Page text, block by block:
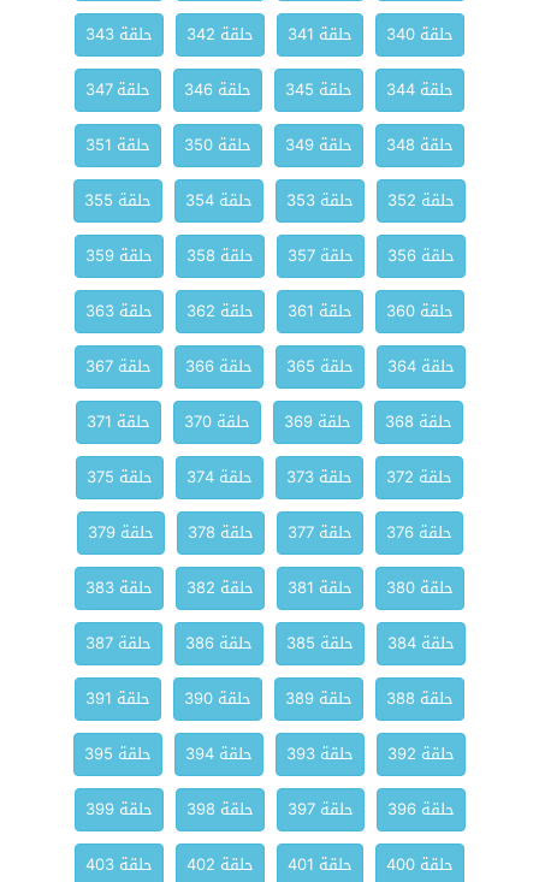
حلقة 340
حلقة 341 حلقة 342
حلقة 343
حلقة 344
حلقة 345 حلقة 346
حلقة 347
حلقة 348
حلقة 349 حلقة 350
حلقة 351
حلقة 352
حلقة 353 حلقة 354
حلقة 355
حلقة 356
حلقة 357 حلقة 358
حلقة 359
حلقة 360
حلقة 361 حلقة 362
حلقة 363
حلقة 364
حلقة 365 حلقة 366
حلقة 367
حلقة 368
حلقة 369 حلقة 370
حلقة 371
حلقة 372
حلقة 373 حلقة 374
حلقة 375
حلقة 376
حلقة 377 حلقة 378
حلقة 379
حلقة 380
حلقة 381 حلقة 382
حلقة 383
حلقة 384
حلقة 385 حلقة 386
حلقة 387
حلقة 388
حلقة 389 حلقة 390
حلقة 391
حلقة 392
حلقة 393 حلقة 394
حلقة 395
حلقة 396
حلقة 397 حلقة 398
حلقة 399
حلقة 400
حلقة 401 حلقة 402 حلقة 403